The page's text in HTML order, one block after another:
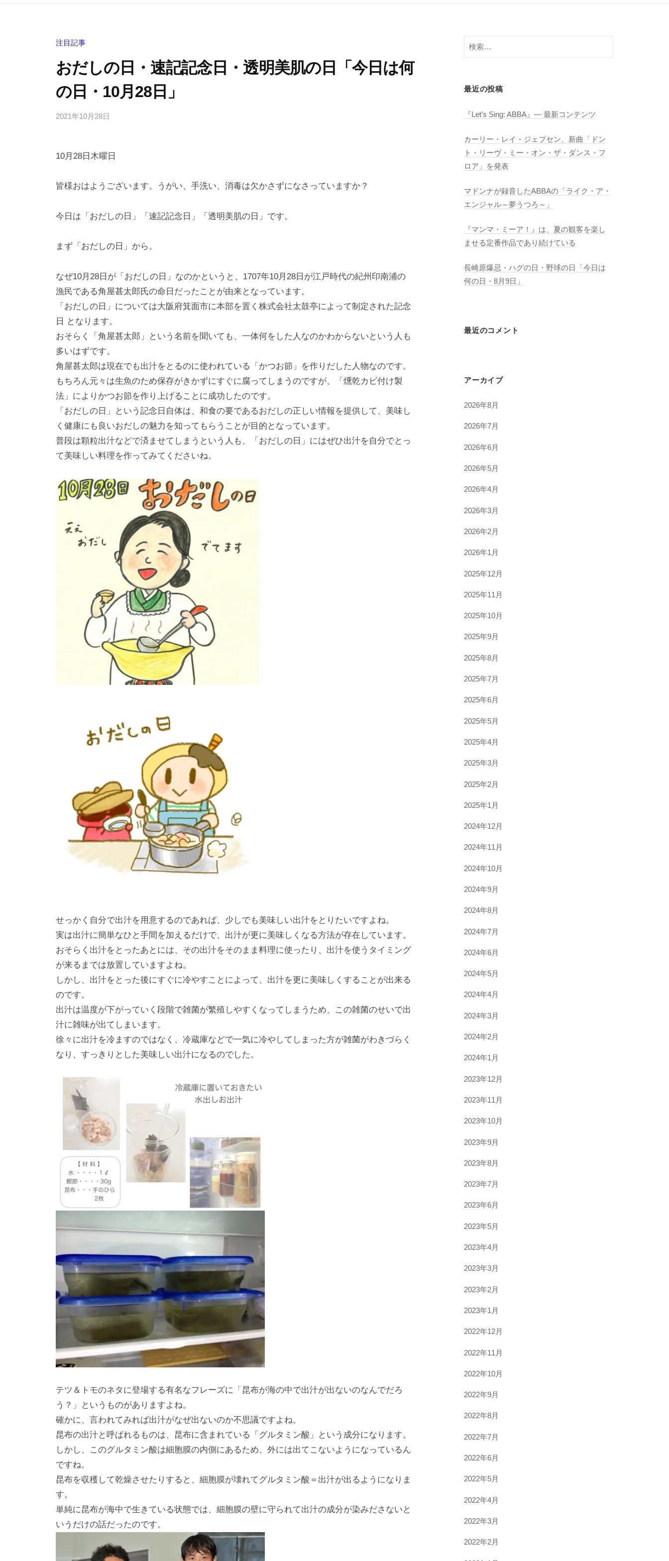
注目記事
おだしの日・速記記念日・透明美肌の日「今日は何
の日・10月28日」
2021年10月28日
i
a
a
a
の
メ
10月28日木曜日
皆様おはようございます。うがい、手洗い、消毒は欠かさずになさっていますか？
今日は「おだしの日」「速記記念日」「透明美肌の日」です。
まず「おだしの日」から。
なぜ10月28日が「おだしの日」なのかというと、1707年10月28日が江戸時代の紀州印南浦の
漁民である角屋甚太郎氏の命日だったことが由来となっています。
「おだしの日」については大阪府箕面市に本部を置く株式会社太鼓亭によって制定された記念
日 となります。
おそらく「角屋甚太郎」という名前を聞いても、一体何をした人なのかわからないという人も
多いはずです。
角屋甚太郎は現在でも出汁をとるのに使われている「かつお節」を作りだした人物なのです。
もちろん元々は生魚のため保存がきかずにすぐに腐ってしまうのですが、「燻乾カビ付け製
法」によりかつお節を作り上げることに成功したのです。
「おだしの日」という記念日自体は、和食の要であるおだしの正しい情報を提供して、美味し
く健康にも良いおだしの魅力を知ってもらうことが目的となっています。
普段は顆粒出汁などで済ませてしまうという人も、「おだしの日」にはぜひ出汁を自分でとっ
て美味しい料理を作ってみてくださいね。
せっかく自分で出汁を用意するのであれば、少しでも美味しい出汁をとりたいですよね。
実は出汁に簡単なひと手間を加えるだけで、出汁が更に美味しくなる方法が存在しています。
おそらく出汁をとったあとには、その出汁をそのまま料理に使ったり、出汁を使うタイミング
が来るまでは放置していますよね。
しかし、出汁をとった後にすぐに冷やすことによって、出汁を更に美味しくすることが出来る
のです。
出汁は温度が下がっていく段階で雑菌が繁殖しやすくなってしまうため、この雑菌のせいで出
汁に雑味が出てしまいます。
徐々に出汁を冷ますのではなく、冷蔵庫などで一気に冷やしてしまった方が雑菌がわきづらく
なり、すっきりとした美味しい出汁になるのでした。
テツ＆トモのネタに登場する有名なフレーズに「昆布が海の中で出汁が出ないのなんでだろ
う？」というものがありますよね。
確かに、言われてみれば出汁がなぜ出ないのか不思議ですよね。
昆布の出汁と呼ばれるものは、昆布に含まれている「グルタミン酸」という成分になります。
しかし、このグルタミン酸は細胞膜の内側にあるため、外には出てこないようになっているん
ですね。
昆布を収穫して乾燥させたりすると、細胞膜が壊れてグルタミン酸＝出汁が出るようになりま
す。
単純に昆布が海中で生きている状態では、細胞膜の壁に守られて出汁の成分が染みださないと
いうだけの話だったのです。
検
索:
最近の投稿
『Let’s Sing: ABBA』― 最新コンテンツ
カーリー・レイ・ジェプセン、新曲「ドン
ト・リーヴ・ミー・オン・ザ・ダンス・フ
ロア」を発表
マドンナが録音したABBAの「ライク・ア・
エンジャル～夢うつろ～」
『マンマ・ミーア！』は、夏の観客を楽し
ませる定番作品であり続けている
長崎原爆忌・ハグの日・野球の日「今日は
何の日・8月9日」
最近のコメント
アーカイブ
2026年8月
2026年7月
2026年6月
2026年5月
2026年4月
2026年3月
2026年2月
2026年1月
2025年12月
2025年11月
2025年10月
2025年9月
2025年8月
2025年7月
2025年6月
2025年5月
2025年4月
2025年3月
2025年2月
2025年1月
2024年12月
2024年11月
2024年10月
2024年9月
2024年8月
2024年7月
2024年6月
2024年5月
2024年4月
2024年3月
2024年2月
2024年1月
2023年12月
2023年11月
2023年10月
2023年9月
2023年8月
2023年7月
2023年6月
2023年5月
2023年4月
2023年3月
2023年2月
2023年1月
2022年12月
2022年11月
2022年10月
2022年9月
2022年8月
2022年7月
2022年6月
2022年5月
2022年4月
2022年3月
2022年2月